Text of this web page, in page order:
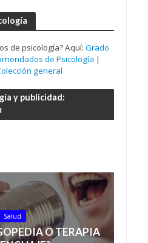
de psicología? Aquí: Grado
de Psicología |
general
y publicidad:
Salud
O TERAPIA